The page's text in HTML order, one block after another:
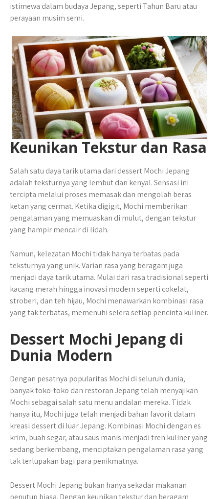
istimewa dalam budaya Jepang, seperti Tahun Baru atau
perayaan musim semi.
Keunikan Tekstur dan Rasa
Salah satu daya tarik utama dari dessert Mochi Jepang
adalah teksturnya yang lembut dan kenyal. Sensasi ini
tercipta melalui proses memasak dan mengolah beras
ketan yang cermat. Ketika digigit, Mochi memberikan
pengalaman yang memuaskan di mulut, dengan tekstur
yang hampir mencair di lidah.
Namun, kelezatan Mochi tidak hanya terbatas pada
teksturnya yang unik. Varian rasa yang beragam juga
menjadi daya tarik utama. Mulai dari rasa tradisional seperti
kacang merah hingga inovasi modern seperti cokelat,
stroberi, dan teh hijau, Mochi menawarkan kombinasi rasa
yang tak terbatas, memenuhi selera setiap pencinta kuliner.
Dessert Mochi Jepang di
Dunia Modern
Dengan pesatnya popularitas Mochi di seluruh dunia,
banyak toko-toko dan restoran Jepang telah menyajikan
Mochi sebagai salah satu menu andalan mereka. Tidak
hanya itu, Mochi juga telah menjadi bahan favorit dalam
kreasi dessert di luar Jepang. Kombinasi Mochi dengan es
krim, buah segar, atau saus manis menjadi tren kuliner yang
sedang berkembang, menciptakan pengalaman rasa yang
tak terlupakan bagi para penikmatnya.
Dessert Mochi Jepang bukan hanya sekadar makanan
penutup biasa. Dengan keunikan tekstur dan beragam